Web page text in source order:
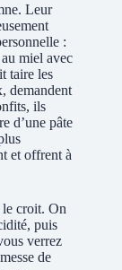
Leur
:
miel avec
taire les
demandent
ils
d’une pâte
et offrent à
le croit. On
puis
verrez
de